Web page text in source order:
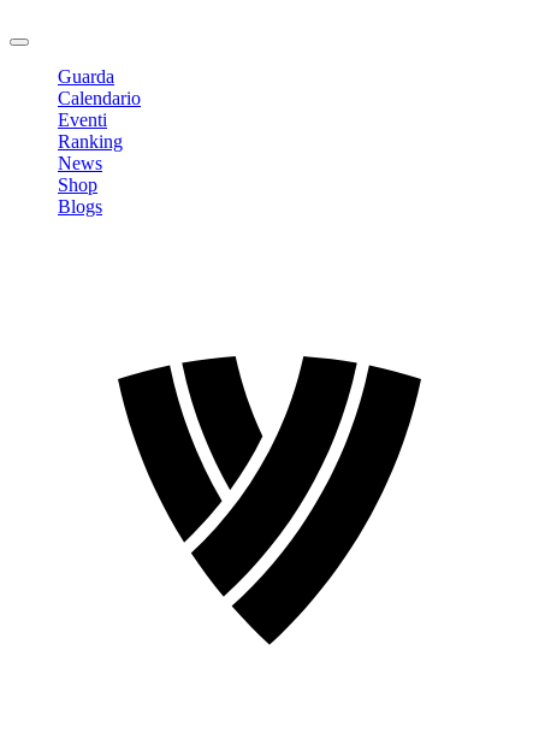
Guarda
Calendario
Eventi
Ranking
News
Shop
Blogs